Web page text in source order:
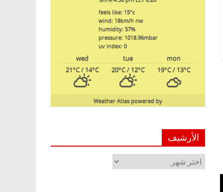
feels like: 15°c
wind: 18km/h nw
humidity: 57%
pressure: 1018.96mbar
uv index: 0
mon
tue
wed
19°C/ 13°C
20°C/ 12°C
21°C/ 14°C
powered by
Weather Atlas
الأرشيف
الأرشيف